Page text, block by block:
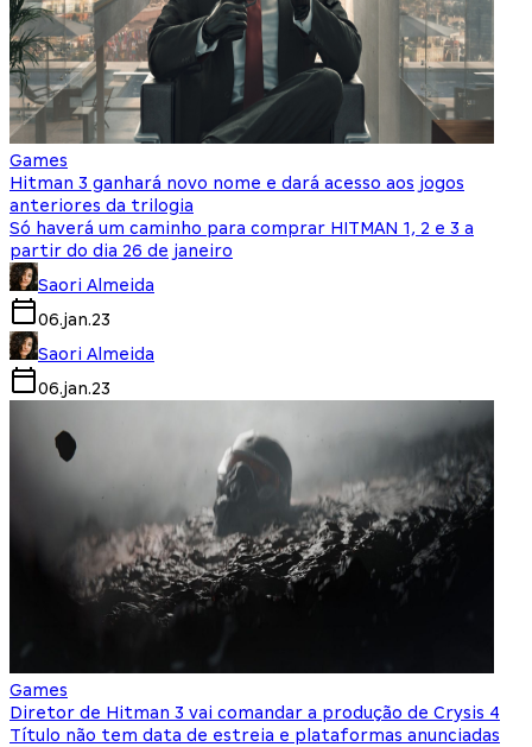
Games
Hitman 3 ganhará novo nome e dará acesso aos jogos
anteriores da trilogia
Só haverá um caminho para comprar HITMAN 1, 2 e 3 a
partir do dia 26 de janeiro
Saori Almeida
06.jan.23
Saori Almeida
06.jan.23
Games
Diretor de Hitman 3 vai comandar a produção de Crysis 4
Título não tem data de estreia e plataformas anunciadas